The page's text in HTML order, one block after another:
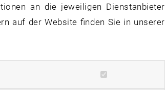
an die jeweiligen Dienstanbieter
auf der Website finden Sie in unserer